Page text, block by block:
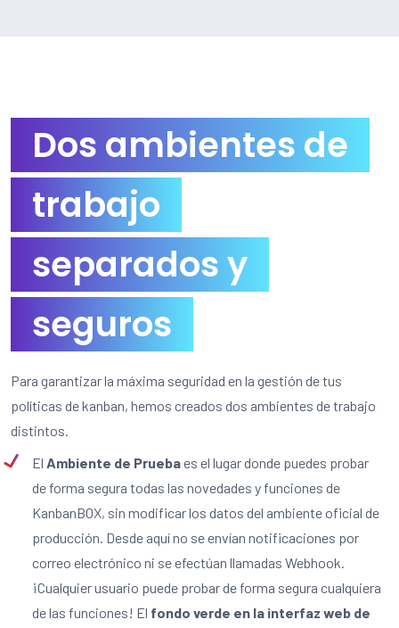
Dos ambientes de
trabajo
separados y
seguros
Para garantizar la máxima seguridad en la gestión de tus
políticas de kanban, hemos creados dos ambientes de trabajo
distintos.
El Ambiente de Pruebaes el lugar donde puedes probar
de forma segura todas las novedades y funciones de
KanbanBOX, sin modificar los datos del ambiente oficial de
producción. Desde aquí no se envían notificaciones por
correo electrónico ni se efectúan llamadas Webhook.
¡Cualquier usuario puede probar de forma segura cualquiera
de las funciones! El fondo verde en la interfaz web de